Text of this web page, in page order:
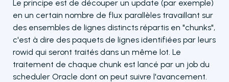
Le principe est de découper un update (par exemple)
en un certain nombre de flux parallèles travaillant sur
des ensembles de lignes distincts répartis en "chunks",
c'est à dire des paquets de lignes identifiées par leurs
rowid qui seront traités dans un même lot. Le
traitement de chaque chunk est lancé par un job du
scheduler Oracle dont on peut suivre l'avancement.